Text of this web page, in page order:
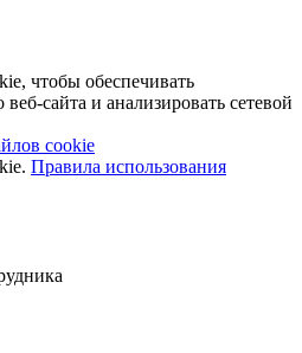
чтобы обеспечивать
сайта и анализировать сетевой
cookie
Правила использования